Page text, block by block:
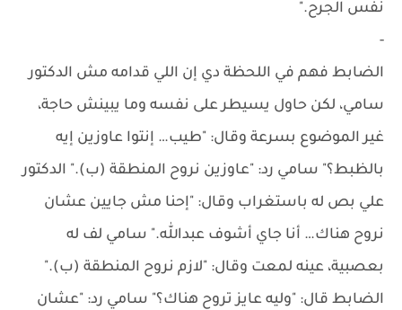
نفس الجرح."
-
الضابط فهم في اللحظة دي إن اللي قدامه مش الدكتور
سامي، لكن حاول يسيطر على نفسه وما يبينش حاجة،
غير الموضوع بسرعة وقال: "طيب… إنتوا عاوزين إيه
بالظبط؟" سامي رد: "عاوزين نروح المنطقة (ب)." الدكتور
علي بص له باستغراب وقال: "إحنا مش جايين عشان
نروح هناك… أنا جاي أشوف عبدالله." سامي لف له
بعصبية، عينه لمعت وقال: "لازم نروح المنطقة (ب)."
الضابط قال: "وليه عايز تروح هناك؟" سامي رد: "عشان